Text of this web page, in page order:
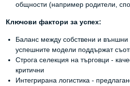
общности (например родители,
Ключови фактори за успех:
Баланс между собствени и
успешните модели поддържат
Строга селекция на търговци -
критични
Интегрирана логистика -